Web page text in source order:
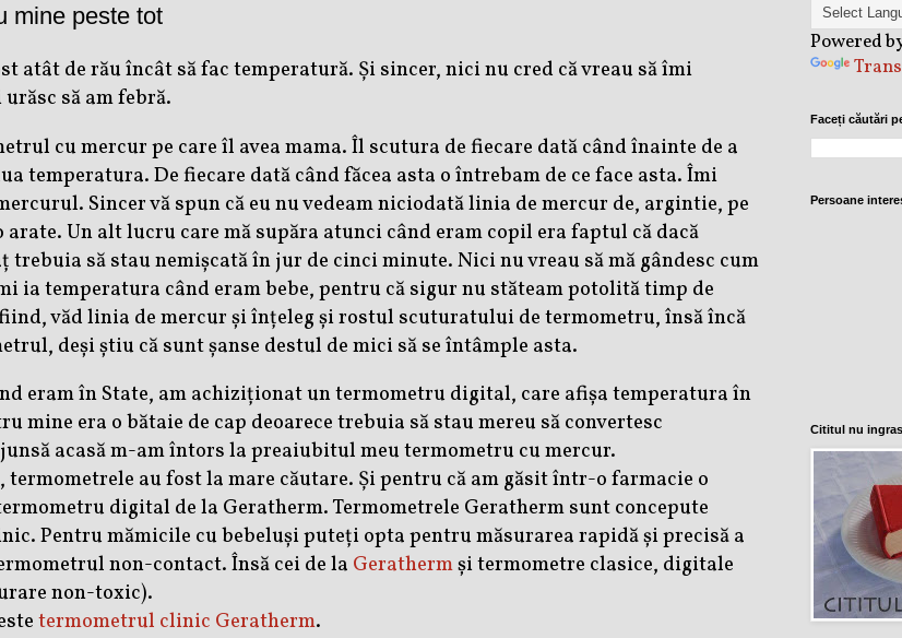
mine peste tot
atât de rău încât să fac temperatură. Și sincer, nici nu cred că vreau să îmi
să am febră.
cu mercur pe care îl avea mama. Îl scutura de fiecare dată când înainte de a
temperatura. De fiecare dată când făcea asta o întrebam de ce face asta. Îmi
Sincer vă spun că eu nu vedeam niciodată linia de mercur de, argintie, pe
arate. Un alt lucru care mă supăra atunci când eram copil era faptul că dacă
să stau nemișcată în jur de cinci minute. Nici nu vreau să mă gândesc cum
ia temperatura când eram bebe, pentru că sigur nu stăteam potolită timp de
văd linia de mercur și înțeleg și rostul scuturatului de termometru, însă încă
deși știu că sunt șanse destul de mici să se întâmple asta.
eram în State, am achiziționat un termometru digital, care afișa temperatura în
mine era o bătaie de cap deoarece trebuia să stau mereu să convertesc
acasă m-am întors la preaiubitul meu termometru cu mercur.
au fost la mare căutare. Și pentru că am găsit într-o farmacie o
digital de la Geratherm. Termometrele Geratherm sunt concepute
Pentru mămicile cu bebelușiputeți opta pentru măsurarea rapidă și precisă a
non-contact. Însă cei de la Gerathermși termometre clasice, digitale
non-toxic).
termometrul clinic Geratherm.
Powered
Faceți căutări
Persoane
Cititul nu